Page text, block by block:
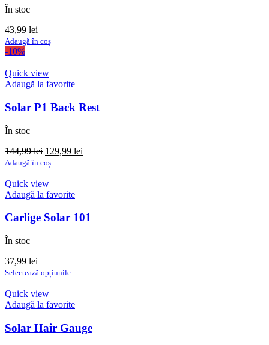
În stoc
43,99 lei
Adaugă în coș
-10%
Quick view
Adaugă la favorite
Solar P1 Back Rest
În stoc
144,99lei Prețul
inițial
fost:
144,99 lei.
129,99 lei
Adaugă în coș
Quick view
Adaugă la favorite
Carlige Solar 101
În stoc
37,99 lei
Selectează opțiunileAcest
mai
variații.
Opțiunile
Quick view
Adaugă la favorite
Solar Hair Gauge